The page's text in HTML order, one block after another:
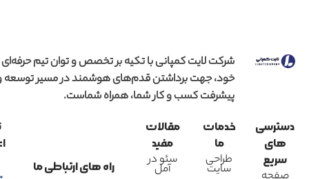
شرکت لایت کمپانی با تکیه بر تخصص و توان تیم حرفه‌ای
خود، جهت برداشتن قدم‌های هوشمند در مسیر توسعه
پیشرفت کسب و کار شما، همراه شماست.
دسترسی
های
سریع
خدمات
ما
طراحی
سایت
مقالات
مفید
سئو در
آمل راه های ارتباطی ما